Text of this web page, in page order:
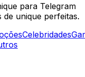
para Telegram
unique perfeitas.
Celebridades